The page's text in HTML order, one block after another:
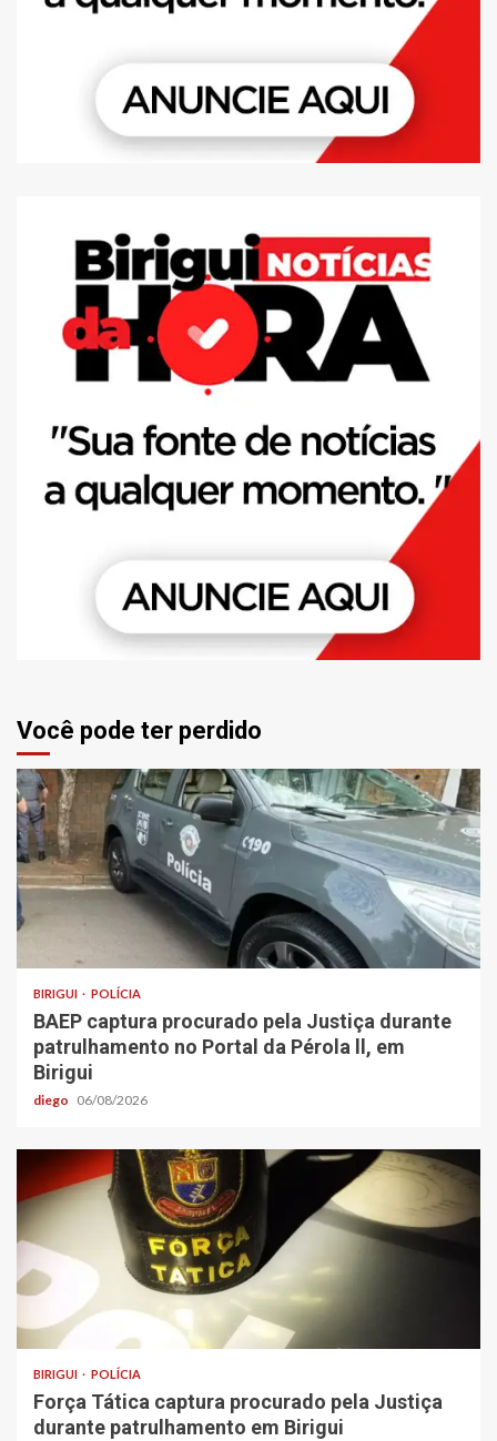
Você pode ter perdido
BIRIGUI POLÍCIA
BAEP captura procurado pela Justiça durante
patrulhamento no Portal da Pérola ll, em
Birigui
diego 06/08/2026
BIRIGUI POLÍCIA
Força Tática captura procurado pela Justiça
durante patrulhamento em Birigui